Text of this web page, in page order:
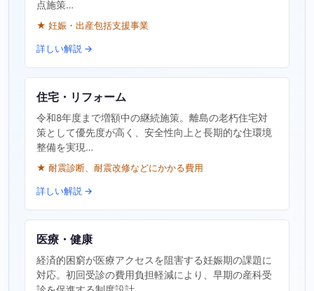
点施策…
★ 妊娠・出産包括支援事業
詳しい解説 →
住宅・リフォーム
令和8年度まで増額中の継続施策。離島の老朽住宅対
策として優先度が高く、安全性向上と長期的な住環境
整備を実現…
★ 耐震診断、耐震改修などにかかる費用
詳しい解説 →
医療・健康
経済的困窮が医療アクセスを阻害する妊娠期の課題に
対応。初回受診の費用負担軽減により、早期の産科受